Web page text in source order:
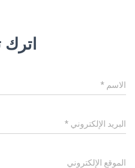
اترك
الاسم *
البريد الإلكتروني *
الموقع الإلكتروني